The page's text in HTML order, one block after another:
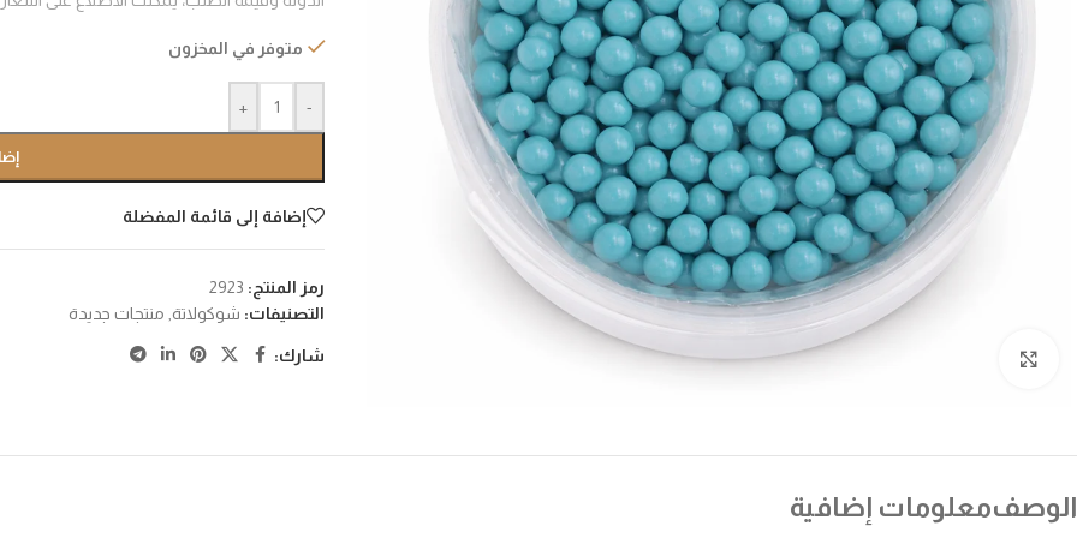
متوفر في المخزون
-
+
إضافة إلى قائمة المفضلة
رمز المنتج: 2923
التصنيفات: شوكولاتة منتجات جديدة
شارك:
الوصفمعلومات إضافية